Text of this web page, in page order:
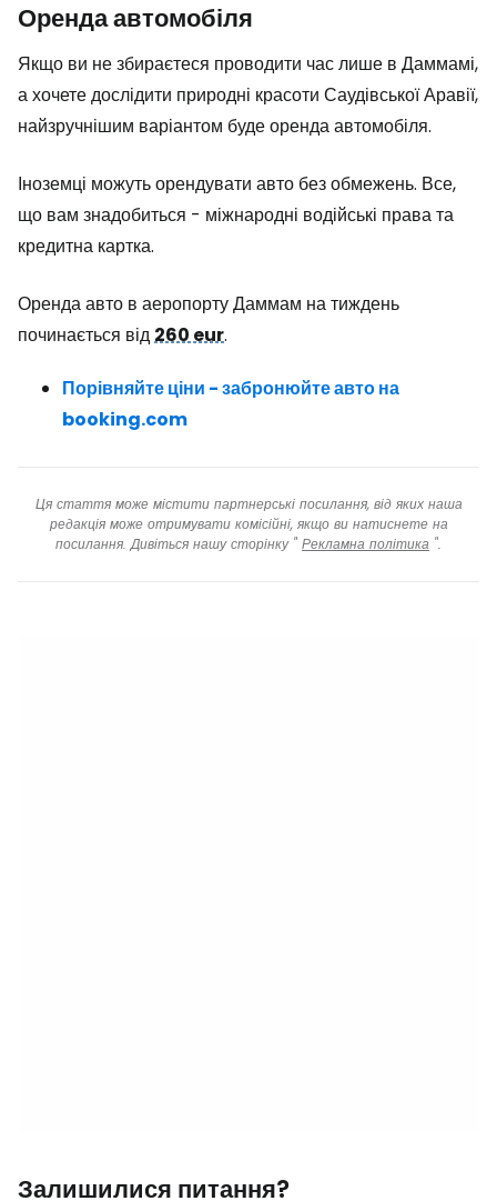
Оренда автомобіля
Якщо ви не збираєтеся проводити час лише в Даммамі,
а хочете дослідити природні красоти Саудівської Аравії,
найзручнішим варіантом буде оренда автомобіля.
Іноземці можуть орендувати авто без обмежень. Все,
що вам знадобиться - міжнародні водійські права та
кредитна картка.
Оренда авто в аеропорту Даммам на тиждень
починається від260 eur.
Порівняйте ціни - забронюйте авто на
booking.com
Ця стаття може містити партнерські посилання, від яких наша
редакція може отримувати комісійні, якщо ви натиснете на
посилання. Дивіться нашу сторінку " Рекламна політика ".
Залишилися питання?